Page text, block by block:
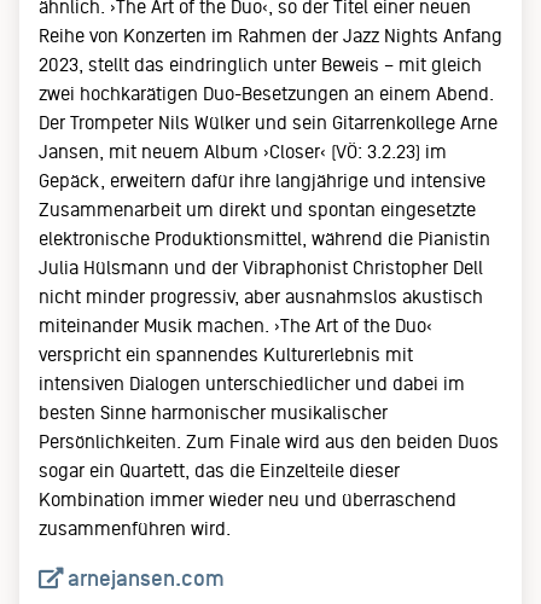
ähnlich. ›The Art of the Duo‹, so der Titel einer neuen
Reihe von Konzerten im Rahmen der Jazz Nights Anfang
2023, stellt das eindringlich unter Beweis – mit gleich
zwei hochkarätigen Duo-Besetzungen an einem Abend.
Der Trompeter Nils Wülker und sein Gitarrenkollege Arne
Jansen, mit neuem Album ›Closer‹ (VÖ: 3.2.23) im
Gepäck, erweitern dafür ihre langjährige und intensive
Zusammenarbeit um direkt und spontan eingesetzte
elektronische Produktionsmittel, während die Pianistin
Julia Hülsmann und der Vibraphonist Christopher Dell
nicht minder progressiv, aber ausnahmslos akustisch
miteinander Musik machen. ›The Art of the Duo‹
verspricht ein spannendes Kulturerlebnis mit
intensiven Dialogen unterschiedlicher und dabei im
besten Sinne harmonischer musikalischer
Persönlichkeiten. Zum Finale wird aus den beiden Duos
sogar ein Quartett, das die Einzelteile dieser
Kombination immer wieder neu und überraschend
zusammenführen wird.
arnejansen.com